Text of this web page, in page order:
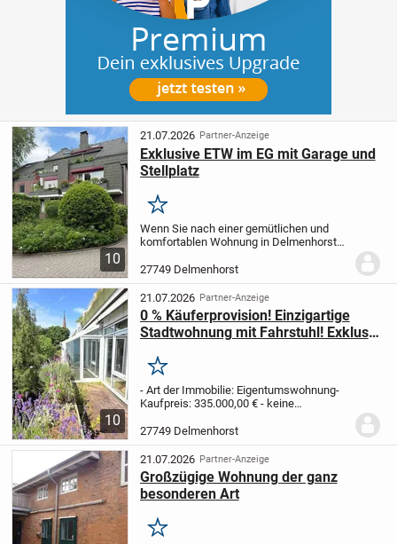
10
21.07.2026 Partner-Anzeige
Exklusive ETW im EG mit Garage und
Stellplatz
Merken
Wenn Sie nach einer gemütlichen und
komfortablen Wohnung in Delmenhorst
Erdgeschosswohnung genau das Richtige
für Sie. Sie bietet eine Wohnfläche von ca.
80 m² und ist somit...
27749 Delmenhorst
10
21.07.2026 Partner-Anzeige
0 % Käuferprovision! Einzigartige
Stadtwohnung mit Fahrstuhl! Exklusiv
Tiefgaragenstellplätze.
Merken
- Art der Immobilie: Eigentumswohnung-
Kaufpreis: 335.000,00 € - keine
799,00 € pro Monat- Baujahr: ca. 1983
Wohnfläche: ca. 170 m²- Anzahl der
Zimmer:...
27749 Delmenhorst
21.07.2026 Partner-Anzeige
Großzügige Wohnung der ganz
besonderen Art
Merken